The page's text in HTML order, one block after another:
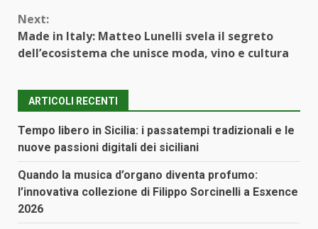
Next:
Made in Italy: Matteo Lunelli svela il segreto
dell’ecosistema che unisce moda, vino e cultura
ARTICOLI RECENTI
Tempo libero in Sicilia: i passatempi tradizionali e le
nuove passioni digitali dei siciliani
Quando la musica d’organo diventa profumo:
l’innovativa collezione di Filippo Sorcinelli a Esxence
2026